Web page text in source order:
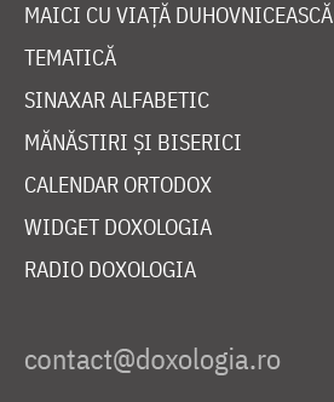
MAICI CU VIAȚĂ DUHOVNICEASCĂ
TEMATICĂ
SINAXAR ALFABETIC
MĂNĂSTIRI ȘI BISERICI
CALENDAR ORTODOX
WIDGET DOXOLOGIA
RADIO DOXOLOGIA